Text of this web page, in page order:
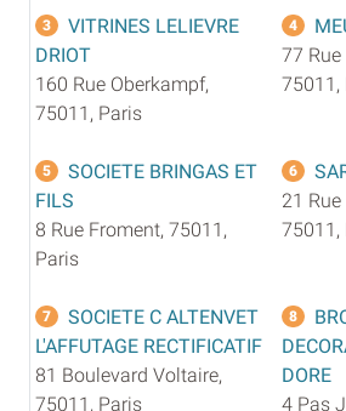
3
VITRINES LELIEVRE
DRIOT
160 Rue Oberkampf,
75011, Paris
4
77 Rue
75011,
5
SOCIETE BRINGAS ET
FILS
8 Rue Froment, 75011,
Paris
6
21 Rue
75011,
7
SOCIETE C ALTENVET
L'AFFUTAGE RECTIFICATIF
81 Boulevard Voltaire,
75011, Paris
8
DORE
4 Pas